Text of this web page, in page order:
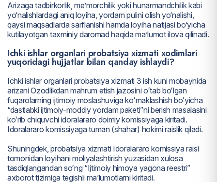
Arizaga tadbirkorlik, me’morchilik yoki hunarmandchilik kabi
yo‘nalishlardagi aniq loyiha, yordam pulini olish yo‘nalishi,
qaysi maqsadlarda sarflanishi hamda loyiha natijasi bo‘yicha
kutilayotgan taxminiy daromad haqida ma’lumot ilova qilinadi.
Ichki ishlar organlari probatsiya xizmati xodimlari
yuqoridagi hujjatlar bilan qanday ishlaydi?
Ichki ishlar organlari probatsiya xizmati 3 ish kuni mobaynida
arizani Ozodlikdan mahrum etish jazosini oʻtab boʻlgan
fuqarolarning ijtimoiy moslashuviga koʻmaklashish boʻyicha
“dastlabki ijtimoiy-moddiy yordam paketi”ni berish masalasini
koʻrib chiquvchi idoralararo doimiy komissiyaga kiritadi.
Idoralararo komissiyaga tuman (shahar) hokimi raislik qiladi.
Shuningdek, probatsiya xizmati Idoralararo komissiya raisi
tomonidan loyihani moliyalashtirish yuzasidan xulosa
tasdiqlangandan soʻng “Ijtimoiy himoya yagona reestri”
axborot tizimiga tegishli maʼlumotlarni kiritadi.